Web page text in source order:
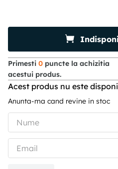
Primesti 0 puncte la achizitia
acestui produs.
Acest produs nu este
Anunta-ma cand revine in stoc